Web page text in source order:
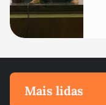
Mais lidas